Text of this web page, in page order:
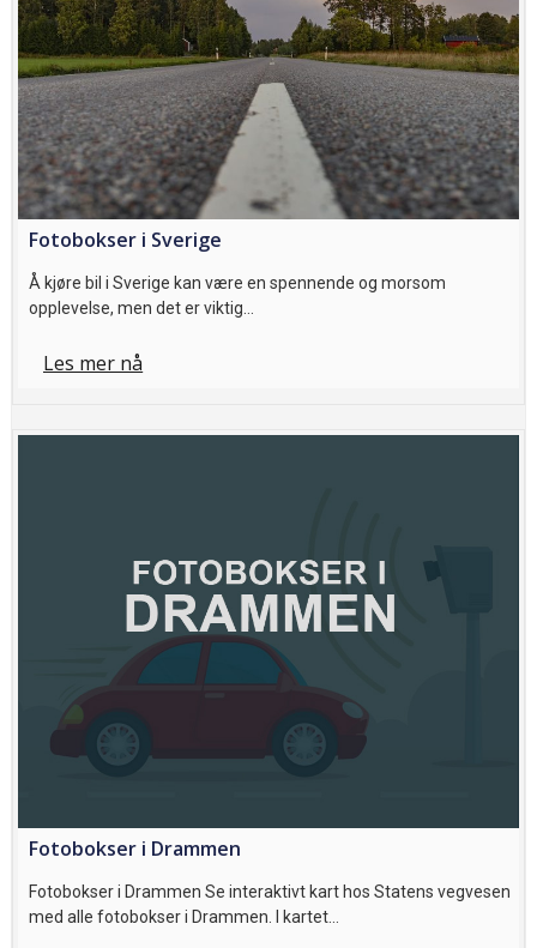
Fotobokser i Sverige
Å kjøre bil i Sverige kan være en spennende og morsom
opplevelse, men det er viktig…
Les mer nå
Fotobokser i Drammen
Fotobokser i Drammen Se interaktivt kart hos Statens vegvesen
med alle fotobokser i Drammen. I kartet…